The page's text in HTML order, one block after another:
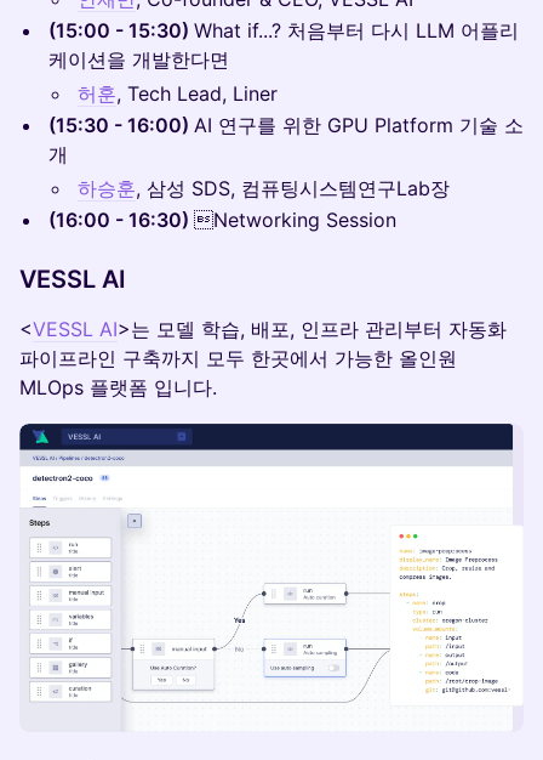
(15:00 - 15:30) What if...? 처음부터 다시 LLM 어플리
케이션을 개발한다면
허훈, Tech Lead, Liner
(15:30 - 16:00) AI 연구를 위한 GPU Platform 기술 소
개
하승훈, 삼성 SDS, 컴퓨팅시스템연구Lab장
(16:00 - 16:30) Networking Session
VESSL AI
<VESSL AI>는 모델 학습, 배포, 인프라 관리부터 자동화
파이프라인 구축까지 모두 한곳에서 가능한 올인원
MLOps 플랫폼 입니다.